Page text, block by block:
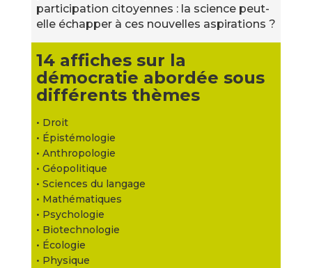
participation citoyennes : la science peut-
elle échapper à ces nouvelles aspirations ?
14 affiches sur la
démocratie abordée sous
différents thèmes
• Droit
• Épistémologie
• Anthropologie
• Géopolitique
• Sciences du langage
• Mathématiques
• Psychologie
• Biotechnologie
• Écologie
• Physique